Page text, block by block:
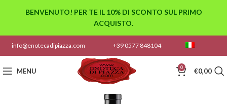
info@enotecadipiazza.com +39 0577 848104
MENU 0 €0,00
BENVENUTO! PER TE IL 10% DI SCONTO SUL PRIMO
ACQUISTO.